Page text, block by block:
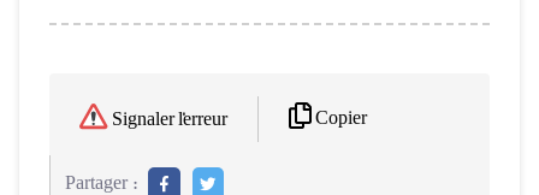
Signaler l'erreur Copier
Partager :